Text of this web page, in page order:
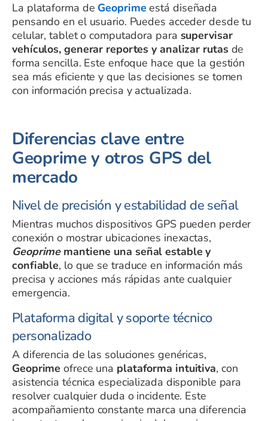
La plataforma de Geoprime está diseñada
pensando en el usuario. Puedes acceder desde tu
celular, tablet o computadora para supervisar
vehículos, generar reportes y analizar rutasde
forma sencilla. Este enfoque hace que la gestión
sea más eficiente y que las decisiones se tomen
con información precisa y actualizada.
Diferencias clave entre
Geoprime y otros GPS del
mercado
Nivel de precisión y estabilidad de señal
Mientras muchos dispositivos GPS pueden perder
conexión o mostrar ubicaciones inexactas,
Geoprimemantiene una señal estable y
confiable, lo que se traduce en información más
precisa y acciones más rápidas ante cualquier
emergencia.
Plataforma digital y soporte técnico
personalizado
A diferencia de las soluciones genéricas,
Geoprime ofrece una plataforma intuitiva, con
asistencia técnica especializada disponible para
resolver cualquier duda o incidente. Este
acompañamiento constante marca una diferencia